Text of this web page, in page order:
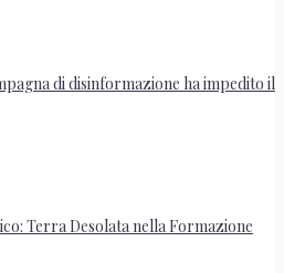
di disinformazione ha impedito il
Terra Desolata nella Formazione